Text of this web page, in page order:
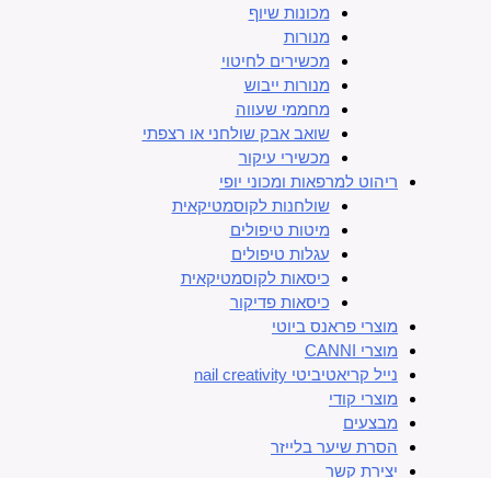
מכונות שיוף
מנורות
מכשירים לחיטוי
מנורות ייבוש
מחממי שעווה
שואב אבק שולחני או רצפתי
מכשירי עיקור
ריהוט למרפאות ומכוני יופי
שולחנות לקוסמטיקאית
מיטות טיפולים
עגלות טיפולים
כיסאות לקוסמטיקאית
כיסאות פדיקור
מוצרי פראנס ביוטי
מוצרי CANNI
נייל קריאטיביטי nail creativity
מוצרי קודי
מבצעים
הסרת שיער בלייזר
יצירת קשר